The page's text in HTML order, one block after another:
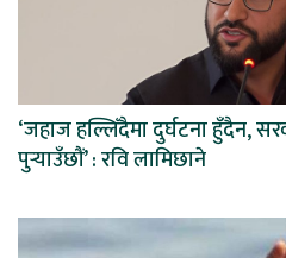
‘जहाज हल्लिँदैमा दुर्घटना हुँदैन,
पुर्‍याउँछौं’ : रवि लामिछाने